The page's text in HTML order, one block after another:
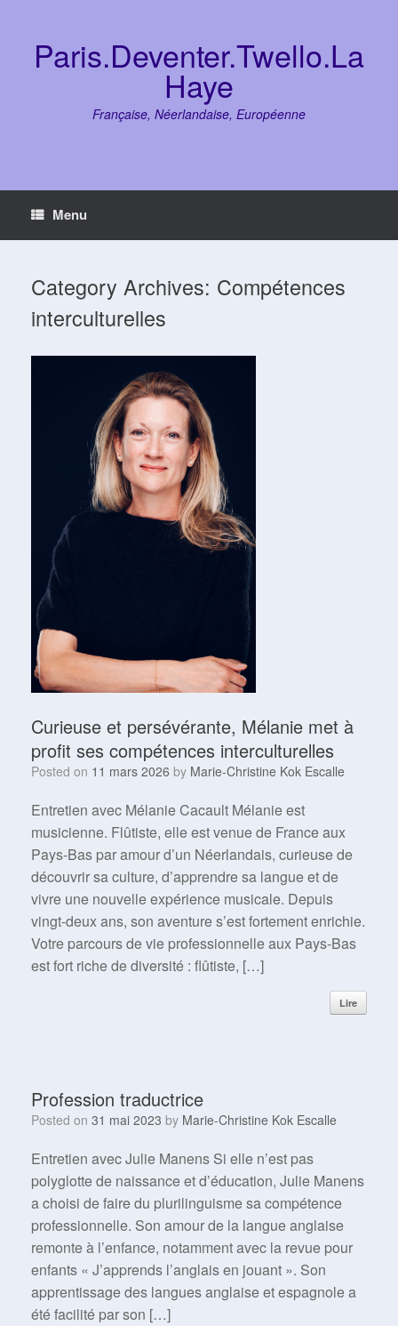
contentParis.Deventer.Twello.La
Haye
Française, Néerlandaise, Européenne
Menu
Category Archives: Compétences
interculturelles
Curieuse et persévérante, Mélanie met à
profit ses compétences interculturelles
Posted on 11 mars 2026 by Marie-Christine Kok Escalle
Entretien avec Mélanie Cacault Mélanie est
musicienne. Flûtiste, elle est venue de France aux
Pays-Bas par amour d’un Néerlandais, curieuse de
découvrir sa culture, d’apprendre sa langue et de
vivre une nouvelle expérience musicale. Depuis
vingt-deux ans, son aventure s’est fortement enrichie.
Votre parcours de vie professionnelle aux Pays-Bas
est fort riche de diversité : flûtiste, […]
Lire
Profession traductrice
Posted on 31 mai 2023 by Marie-Christine Kok Escalle
Entretien avec Julie Manens Si elle n’est pas
polyglotte de naissance et d’éducation, Julie Manens
a choisi de faire du plurilinguisme sa compétence
professionnelle. Son amour de la langue anglaise
remonte à l’enfance, notamment avec la revue pour
enfants « J’apprends l’anglais en jouant ». Son
apprentissage des langues anglaise et espagnole a
été facilité par son […]